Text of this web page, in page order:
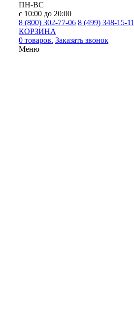
ПН-ВС
с 10:00 до 20:00
8 (800) 302-77-06 8 (499) 348-15-11
КОРЗИНА
0 товаров. Заказать звонок
Меню